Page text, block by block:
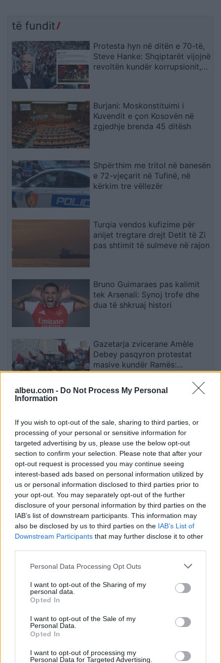
albeu.com - Do Not Process My Personal
Information
If you wish to opt-out of the sale, sharing to third parties, or
processing of your personal or sensitive information for
targeted advertising by us, please use the below opt-out
section to confirm your selection. Please note that after your
opt-out request is processed you may continue seeing
interest-based ads based on personal information utilized by
us or personal information disclosed to third parties prior to
your opt-out. You may separately opt-out of the further
disclosure of your personal information by third parties on the
IAB’s list of downstream participants. This information may
also be disclosed by us to third parties on the IAB’s List of
Downstream Participants that may further disclose it to other
Personal Data Processing Opt Outs
I want to opt-out of the Sharing of my
personal data.
Opted In
I want to opt-out of the Sale of my
Personal Data.
Opted In
I want to opt-out of processing my
Personal Data for Targeted Advertising.
të fundit
Protesta hyn në ditën e 70-të,
Steve Hanke: Shqiptarët vijojnë
revoltën kundër korrupsionit,
Burjani: Moskonstituimi i
Kuvendit e çon Kosovën në
zgjedhje brenda 45 ditësh
Shpërthim me tritol në banesën
e 72-vjeçarit në Tufinë, në
kërkim tre vëllezër
Turqia vendos kufizime për
anijet tregtare drejt Detit të Zi
pas shtimit të sulmeve në rajon
Bruno Guimaraes pas kalimit
tek Arsenali: Synoj trofe dhe
dua të shkruaj histori
Gazetarja zvicerane Amèle
Debey pasqyron protestat
masive kundër Ramës:
Shqiptarët duan t’i japin fund
pushtetit 35-vjeçar të të
njëjtëve emra
policia kërkon autorët
Esim for USA|Esim for Italy| Esim for Spain|Esim